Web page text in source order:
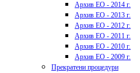
Архив ЕО - 2014 г.
Архив ЕО - 2013 г.
Архив ЕО - 2012 г.
Архив ЕО - 2011 г.
Архив ЕО - 2010 г.
Архив ЕО - 2009 г.
Прекратени процедури